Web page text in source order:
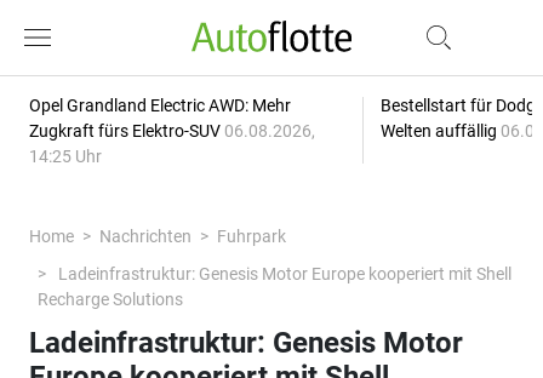
Opel Grandland Electric AWD: Mehr
Zugkraft fürs Elektro-SUV 06.08.2026,
14:25 Uhr
Bestellstart für
Welten auffällig
Home Nachrichten
Fuhrpark
Ladeinfrastruktur: Genesis Motor Europe kooperiert mit Shell
Recharge Solutions
Ladeinfrastruktur: Genesis Motor